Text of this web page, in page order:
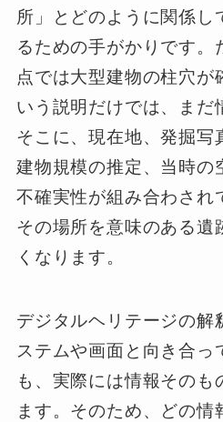
所」とどのように関係し
るための手がかりです。
点では大型建物の柱穴が
いう説明だけでは、まだ
そこに、現在地、発掘写
建物規模の推定、当時の
不確実性が組み合わされ
その場所を意味のある遺
くなります。
デジタルヘリテージの解
ステムや画面と向き合っ
も、実際には情報そのも
ます。そのため、どの情